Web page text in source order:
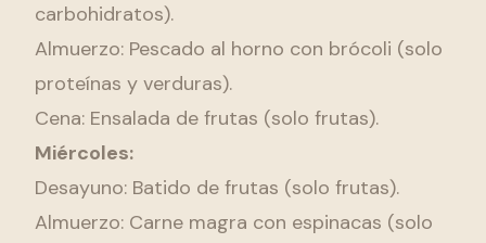
carbohidratos).
Almuerzo: Pescado al horno con brócoli (solo
proteínas y verduras).
Cena: Ensalada de frutas (solo frutas).
Miércoles:
Desayuno: Batido de frutas (solo frutas).
Almuerzo: Carne magra con espinacas (solo